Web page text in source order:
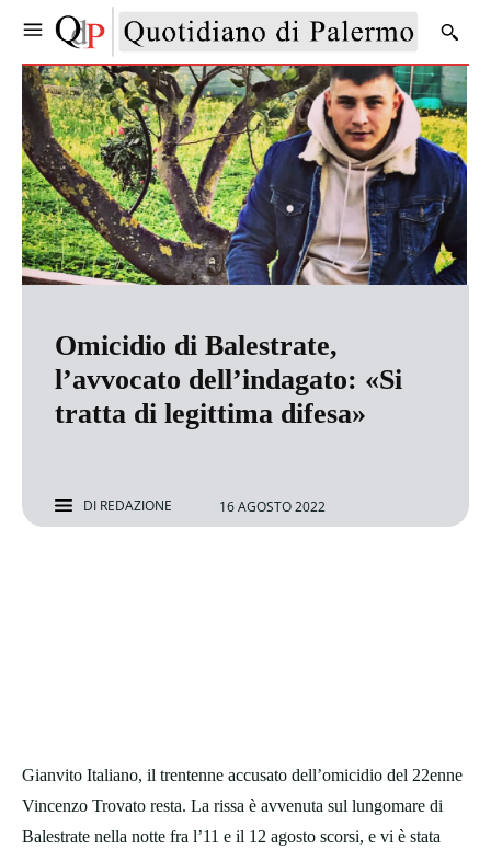
Omicidio di Balestrate,
l’avvocato dell’indagato: «Si
tratta di legittima difesa»
DI REDAZIONE 16 AGOSTO 2022
Gianvito Italiano, il trentenne accusato dell’omicidio del 22enne
Vincenzo Trovato resta. La rissa è avvenuta sul lungomare di
Balestrate nella notte fra l’11 e il 12 agosto scorsi, e vi è stata